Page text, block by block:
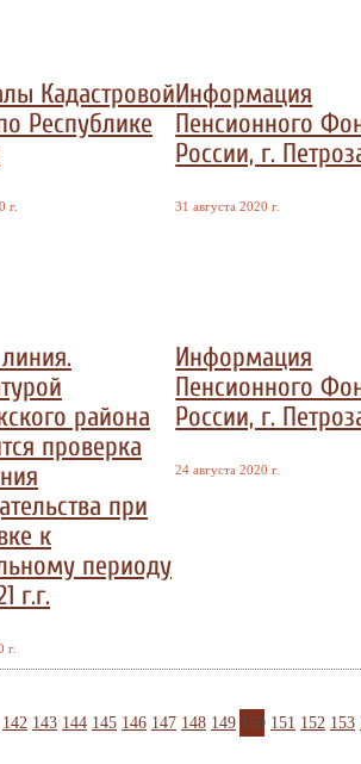
Кадастровой
Республике
г.
Информация
Пенсионного
России, г.
31 августа 2020 г.
района
проверка
при
к
периоду
г.г.
г.
Информация
Пенсионного
России, г.
24 августа 2020 г.
142 143 144 145 146 147 148 149 150 151 152 153